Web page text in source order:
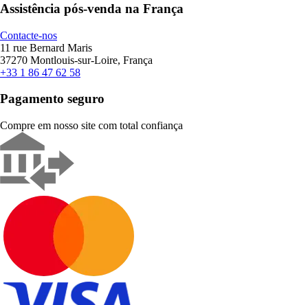
Assistência pós-venda na França
Contacte-nos
11 rue Bernard Maris
37270 Montlouis-sur-Loire, França
+33 1 86 47 62 58
Pagamento seguro
Compre em nosso site com total confiança